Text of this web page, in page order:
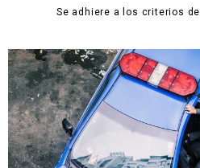
Se adhiere a los criterios de